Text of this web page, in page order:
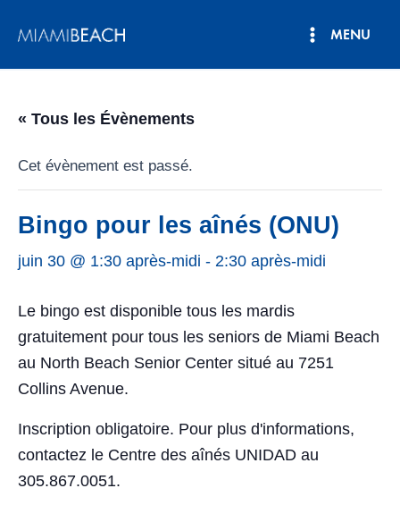
MENU
« Tous les Évènements
Cet évènement est passé.
Bingo pour les aînés (ONU)
juin 30 @ 1:30 après-midi - 2:30 après-midi
Le bingo est disponible tous les mardis
gratuitement pour tous les seniors de Miami Beach
au North Beach Senior Center situé au 7251
Collins Avenue.
Inscription obligatoire. Pour plus d'informations,
contactez le Centre des aînés UNIDAD au
305.867.0051.